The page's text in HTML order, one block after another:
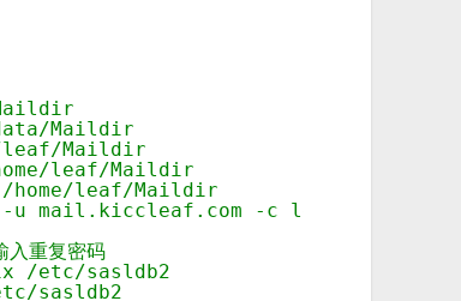
Maildir
leaf/Maildir
leaf/Maildir
home/leaf/Maildir
-u mail.kiccleaf.com -c leaf  #添加帐
入重复密码
/etc/sasldb2
sasldb2